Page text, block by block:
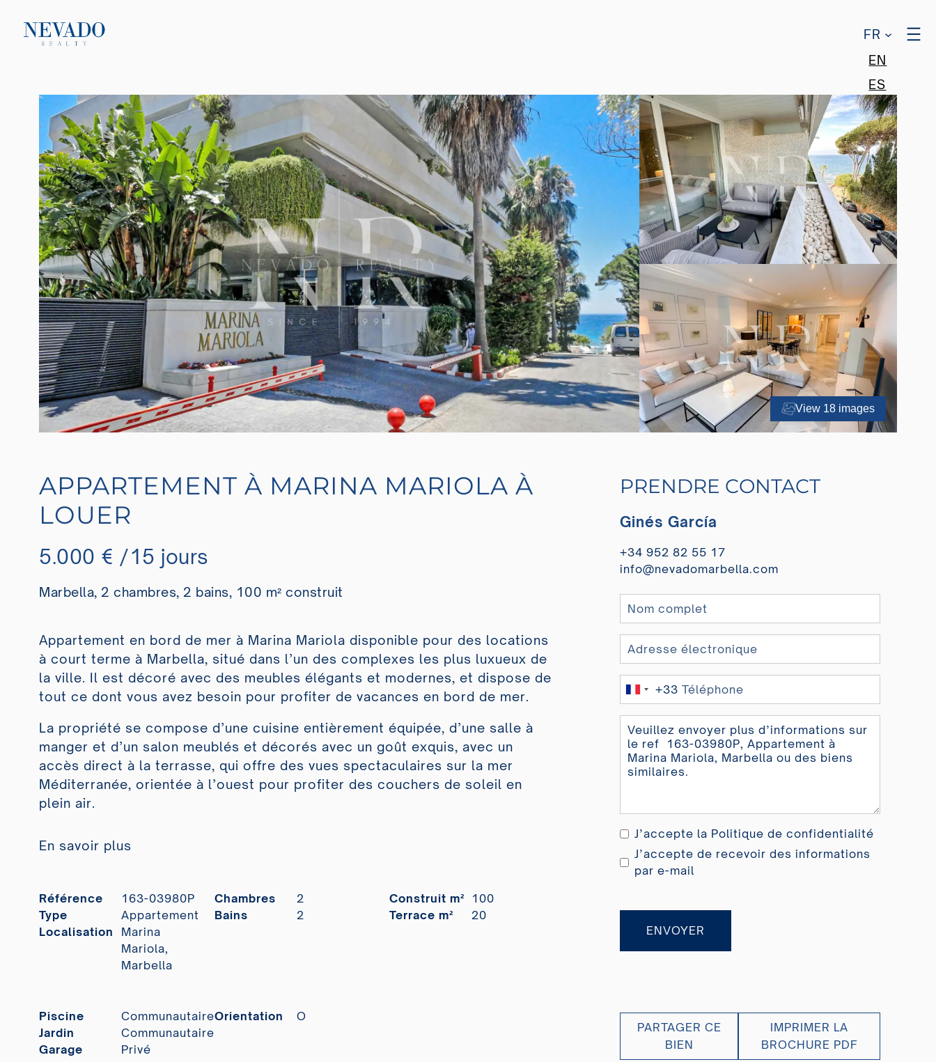
FR
EN
ES
View 18 images
APPARTEMENT À MARINA MARIOLA À
LOUER
5.000 € /15 jours
Marbella, 2 chambres, 2 bains, 100 m² construit
Appartement en bord de mer à Marina Mariola disponible pour des locations
à court terme à Marbella, situé dans l’un des complexes les plus luxueux de
la ville. Il est décoré avec des meubles élégants et modernes, et dispose de
tout ce dont vous avez besoin pour profiter de vacances en bord de mer.
La propriété se compose d’une cuisine entièrement équipée, d’une salle à
manger et d’un salon meublés et décorés avec un goût exquis, avec un
accès direct à la terrasse, qui offre des vues spectaculaires sur la mer
Méditerranée, orientée à l’ouest pour profiter des couchers de soleil en
plein air.
En savoir plus
Référence
163-03980P
Type
Appartement
Localisation
Marina
Mariola,
Marbella
Chambres
2
Bains
2
Construit m²
100
Terrace m²
20
Piscine
Communautaire
Jardin
Communautaire
Garage
Privé
Orientation O
PRENDRE CONTACT
Ginés García
+34 952 82 55 17
info@nevadomarbella.com
France
+33
J’accepte la Politique de confidentialité
J’accepte de recevoir des informations
par e-mail
ENVOYER
PARTAGER CE
BIEN
IMPRIMER LA
BROCHURE PDF